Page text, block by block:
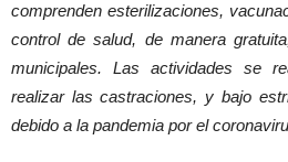
comprenden esterilizaciones,
control de salud, de manera
municipales. Las actividades se
realizar las castraciones, y bajo
debido a la pandemia por el